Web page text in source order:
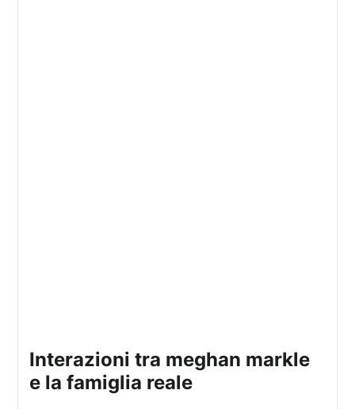
interazioni tra meghan markle
e la famiglia reale